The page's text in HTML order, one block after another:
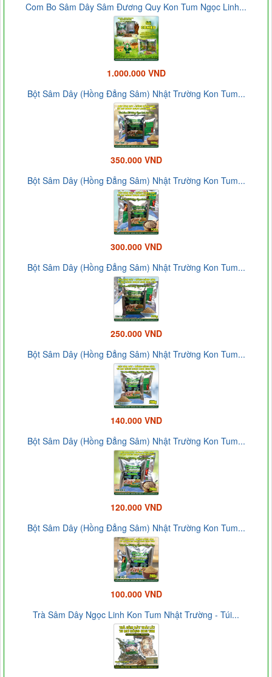
Com Bo Sâm Dây Sâm Đương Quy Kon Tum Ngọc Linh...
1.000.000 VND
Bột Sâm Dây (Hồng Đẳng Sâm) Nhật Trường Kon Tum...
350.000 VND
Bột Sâm Dây (Hồng Đẳng Sâm) Nhật Trường Kon Tum...
300.000 VND
Bột Sâm Dây (Hồng Đẳng Sâm) Nhật Trường Kon Tum...
250.000 VND
Bột Sâm Dây (Hồng Đẳng Sâm) Nhật Trường Kon Tum...
140.000 VND
Bột Sâm Dây (Hồng Đẳng Sâm) Nhật Trường Kon Tum...
120.000 VND
Bột Sâm Dây (Hồng Đẳng Sâm) Nhật Trường Kon Tum...
100.000 VND
Trà Sâm Dây Ngọc Linh Kon Tum Nhật Trường - Túi...